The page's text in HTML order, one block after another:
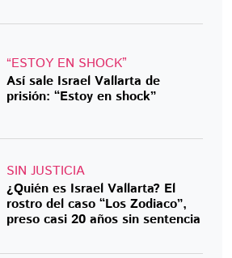
“ESTOY EN SHOCK”
Así sale Israel Vallarta de
prisión: “Estoy en shock”
SIN JUSTICIA
¿Quién es Israel Vallarta? El
rostro del caso “Los Zodiaco”,
preso casi 20 años sin sentencia